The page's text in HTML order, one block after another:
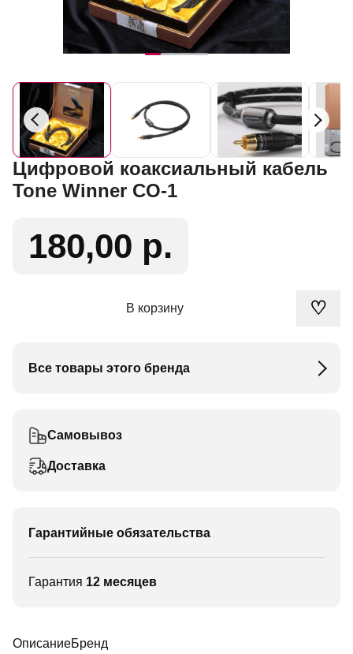
Цифровой коаксиальный кабель
Tone Winner CO-1
180,00 р.
В корзину ♡
Все товары этого бренда
Самовывоз
Доставка
Гарантийные обязательства
Гарантия 12 месяцев
ОписаниеБренд